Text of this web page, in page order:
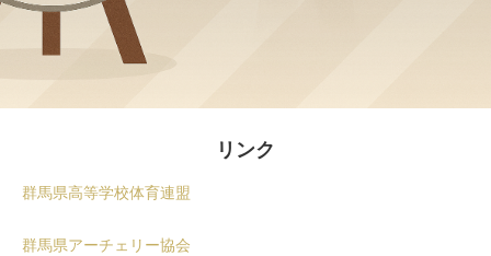
リンク
群馬県高等学校体育連盟
群馬県アーチェリー協会